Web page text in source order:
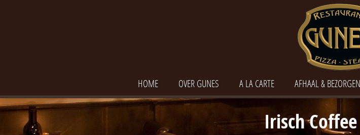
HOME OVER GUNES A LA CARTE AFHAAL & BEZORGEN
Irisch Coffee